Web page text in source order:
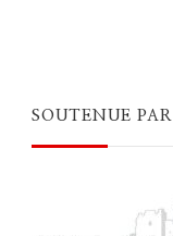
SOUTENUE PAR